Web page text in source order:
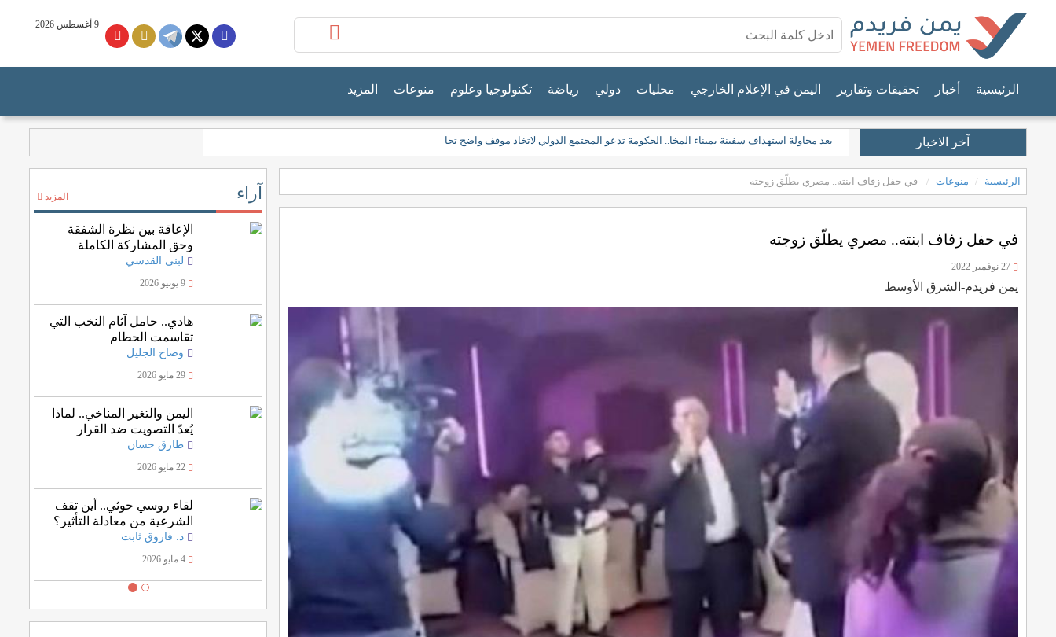
9 أغسطس 2026
الرئيسية أخبار تحقيقات وتقارير اليمن في الإعلام الخارجي محليات دولي رياضة تكنولوجيا وعلوم منوعات المزيد
آخر الاخبار بعد محاولة استهداف سفينة بميناء المخا.. الحكومة تدعو المجتمع الدولي لاتخاذ موقف واضح تجاه اعتداءات الحوثيين
الرئيسية منوعات في حفل زفاف ابنته.. مصري يطلّق زوجته
في حفل زفاف ابنته.. مصري يطلّق زوجته
يمن فريدم-الشرق الأوسط
آراء المزيد
الإعاقة بين نظرة الشفقة
وحق المشاركة الكاملة
لبنى القدسي
9 يونيو 2026
هادي.. حامل آثام النخب التي
تقاسمت الحطام
وضاح الجليل
29 مايو 2026
اليمن والتغير المناخي.. لماذا
يُعدّ التصويت ضد القرار
الأممي خسارة للمصلحة
اليمنية؟
طارق حسان
22 مايو 2026
لقاء روسي حوثي.. أين تقف
الشرعية من معادلة التأثير؟
د. فاروق ثابت
4 مايو 2026